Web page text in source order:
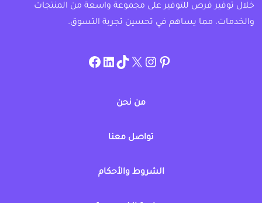
خلال توفير فرص للتوفير على مجموعة واسعة من المنتجات
والخدمات، مما يساهم في تحسين تجربة التسوق.
pinterest
allcouponat
twitter
TikTok
linkedin
facebook
من نحن
تواصل معنا
الشروط والأحكام